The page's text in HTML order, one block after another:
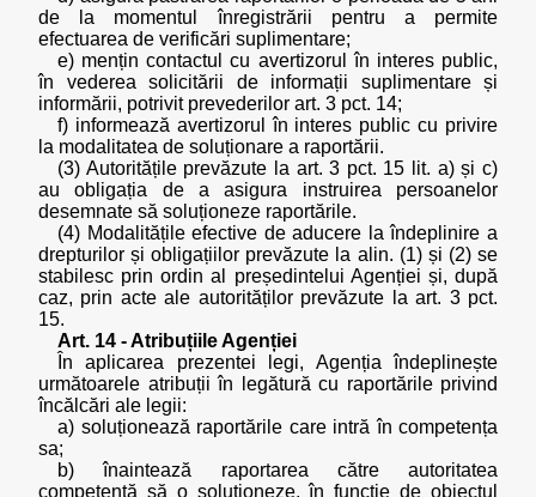
de la momentul înregistrării pentru a permite
efectuarea de verificări suplimentare;
e) mențin contactul cu avertizorul în interes public,
în vederea solicitării de informații suplimentare și
informării, potrivit prevederilor art. 3 pct. 14;
f) informează avertizorul în interes public cu privire
la modalitatea de soluționare a raportării.
(3) Autoritățile prevăzute la art. 3 pct. 15 lit. a) și c)
au obligația de a asigura instruirea persoanelor
desemnate să soluționeze raportările.
(4) Modalitățile efective de aducere la îndeplinire a
drepturilor și obligațiilor prevăzute la alin. (1) și (2) se
stabilesc prin ordin al președintelui Agenției și, după
caz, prin acte ale autorităților prevăzute la art. 3 pct.
15.
Art. 14 - Atribuțiile Agenției
În aplicarea prezentei legi, Agenția îndeplinește
următoarele atribuții în legătură cu raportările privind
încălcări ale legii:
a) soluționează raportările care intră în competența
sa;
b) înaintează raportarea către autoritatea
competentă să o soluționeze, în funcție de obiectul